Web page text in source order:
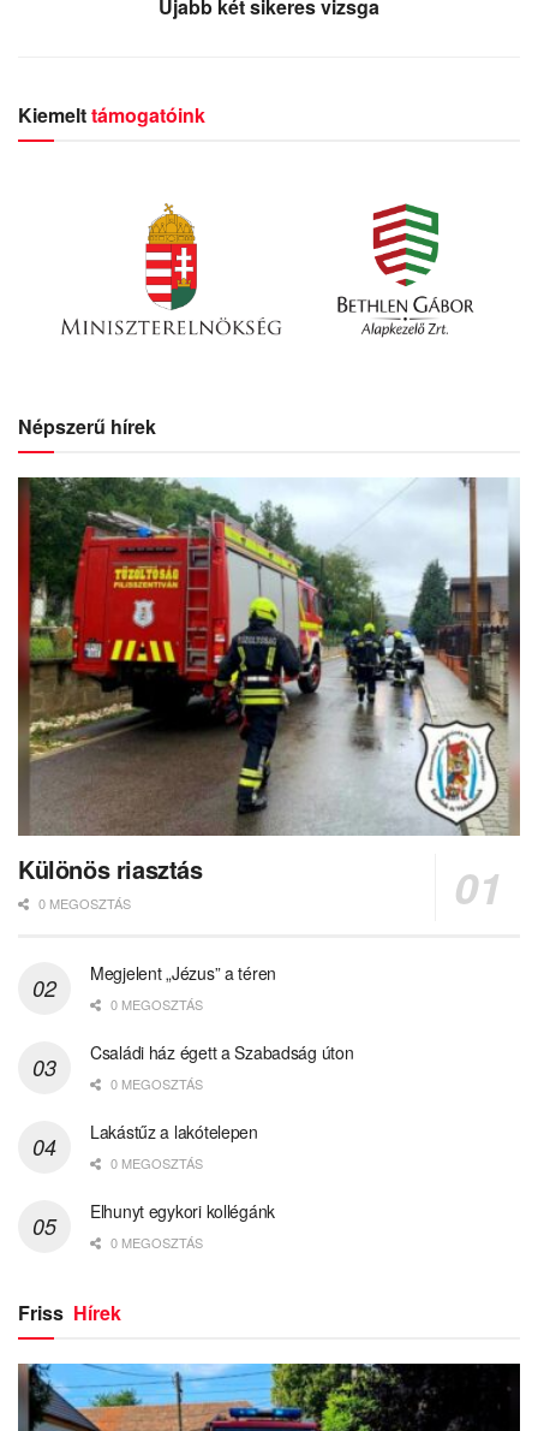
Újabb két sikeres vizsga
Kiemelttámogatóink
Népszerű hírek
Különös riasztás
0 MEGOSZTÁS
Megjelent „Jézus” a téren
0 MEGOSZTÁS
Családi ház égett a Szabadság úton
0 MEGOSZTÁS
Lakástűz a lakótelepen
0 MEGOSZTÁS
Elhunyt egykori kollégánk
0 MEGOSZTÁS
Friss Hírek